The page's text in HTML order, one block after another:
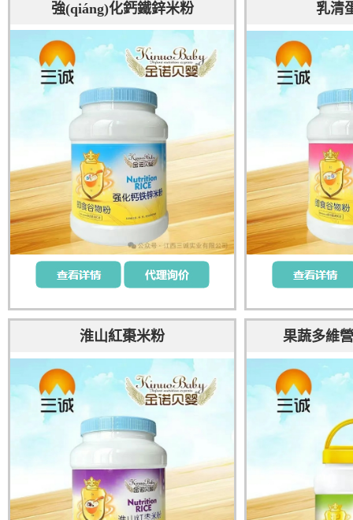
強(qiáng)化鈣鐵鋅米粉 乳清
淮山紅棗米粉 果蔬多維